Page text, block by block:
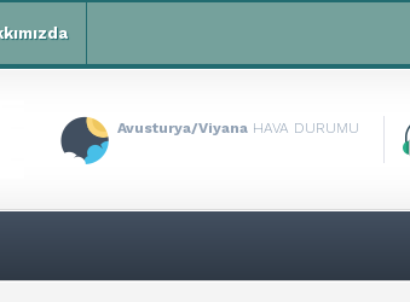
Avusturya/Viyana HAVA DURUMU